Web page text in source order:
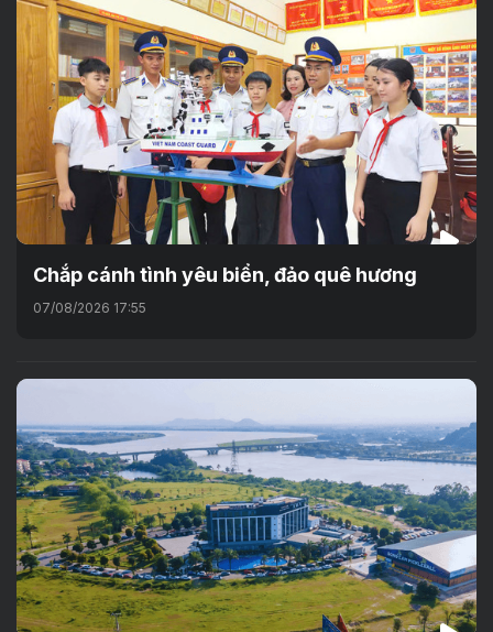
Chắp cánh tình yêu biển, đảo quê hương
07/08/2026 17:55